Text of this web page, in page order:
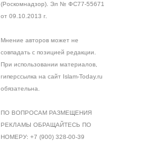
(Роскомнадзор). Эл № ФС77-55671
от 09.10.2013 г.
Мнение авторов может не
совпадать с позицией редакции.
При использовании материалов,
гиперссылка на сайт Islam-Today.ru
обязательна.
ПО ВОПРОСАМ РАЗМЕЩЕНИЯ
РЕКЛАМЫ ОБРАЩАЙТЕСЬ ПО
НОМЕРУ: +7 (900) 328-00-39